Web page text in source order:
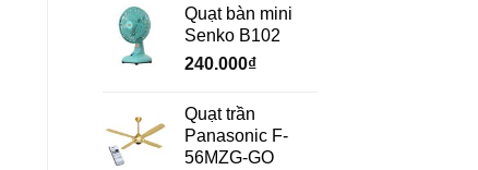
Quạt bàn mini
Senko B102
240.000₫
Quạt trần
Panasonic F-
56MZG-GO